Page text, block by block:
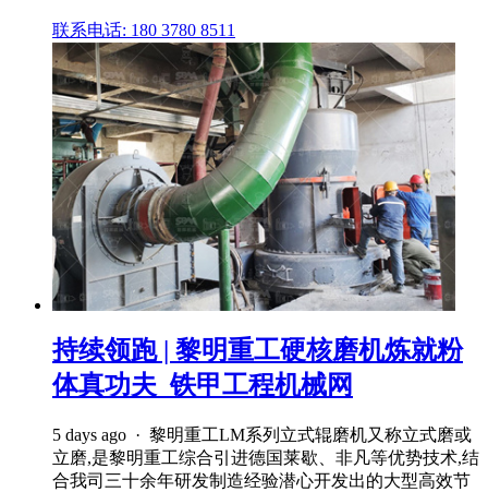
联系电话: 180 3780 8511
持续领跑 | 黎明重工硬核磨机炼就粉
体真功夫_铁甲工程机械网
5 days ago · 黎明重工LM系列立式辊磨机又称立式磨或
立磨,是黎明重工综合引进德国莱歇、非凡等优势技术,结
合我司三十余年研发制造经验潜心开发出的大型高效节